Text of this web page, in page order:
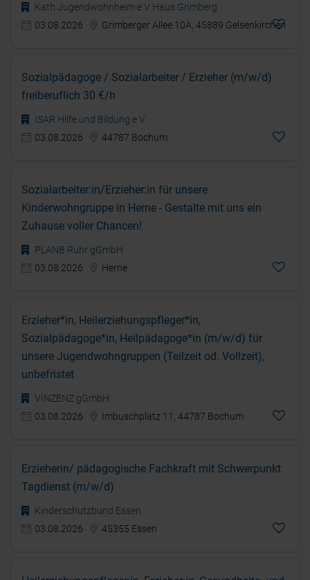
Kath Jugendwohnheim e V Haus Grimberg
03.08.2026
Grimberger Allee 10A, 45889 Gelsenkirchen
Sozialpädagoge / Sozialarbeiter / Erzieher (m/w/d)
freiberuflich 30 €/h
ISAR Hilfe und Bildung e V
03.08.2026
44787 Bochum
Sozialarbeiter:in/Erzieher:in für unsere
Kinderwohngruppe in Herne - Gestalte mit uns ein
Zuhause voller Chancen!
PLANB Ruhr gGmbH
03.08.2026
Herne
Erzieher*in, Heilerziehungspfleger*in,
Sozialpädagoge*in, Heilpädagoge*in (m/w/d) für
unsere Jugendwohngruppen (Teilzeit od. Vollzeit),
unbefristet
VINZENZ gGmbH
03.08.2026
Imbuschplatz 11, 44787 Bochum
Erzieherin/ pädagogische Fachkraft mit Schwerpunkt
Tagdienst (m/w/d)
Kinderschutzbund Essen
03.08.2026
45355 Essen